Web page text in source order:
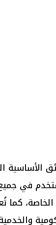
الأساسية
في جميع